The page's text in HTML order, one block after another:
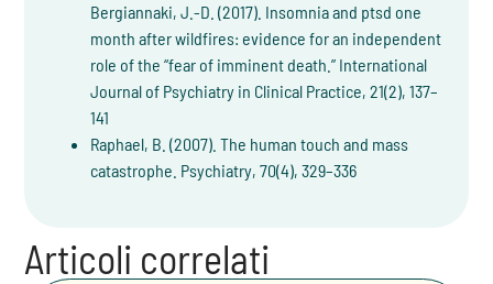
Bergiannaki, J.-D. (2017). Insomnia and ptsd one
month after wildfires: evidence for an independent
role of the “fear of imminent death.” International
Journal of Psychiatry in Clinical Practice, 21(2), 137–
141
Raphael, B. (2007). The human touch and mass
catastrophe. Psychiatry, 70(4), 329–336
Articoli correlati